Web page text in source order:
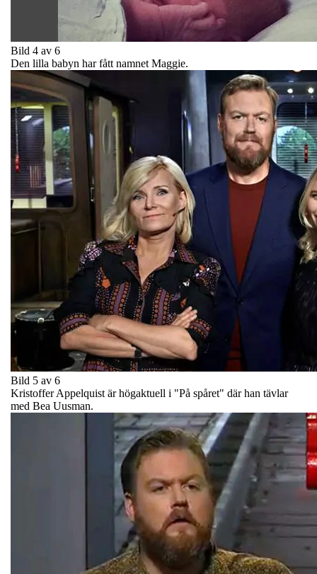
Bild 4 av 6
Den lilla babyn har fått namnet Maggie.
Bild 5 av 6
Kristoffer Appelquist är högaktuell i "På spåret" där han tävlar
med Bea Uusman.